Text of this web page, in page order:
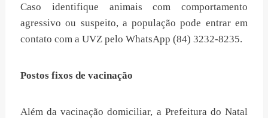
Caso identifique animais com comportamento
agressivo ou suspeito, a população pode entrar em
contato com a UVZ pelo WhatsApp (84) 3232-8235.
Postos fixos de vacinação
Além da vacinação domiciliar, a Prefeitura do Natal